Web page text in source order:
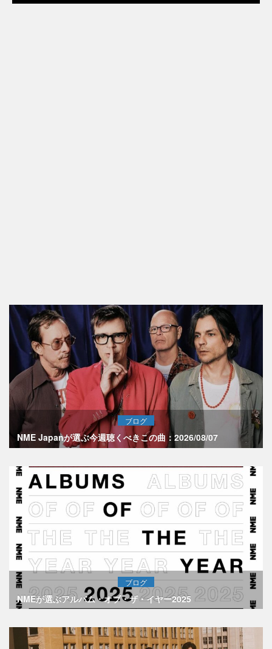
ブログ
NME Japanが選ぶ今週聴くべきこの曲：2026/08/07
ブログ
NMEが選ぶアルバム・オブ・ザ・イヤー2025